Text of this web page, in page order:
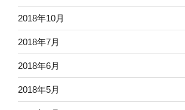
2018年10月
2018年7月
2018年6月
2018年5月